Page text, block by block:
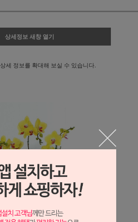
상세정보 새창 열기
상세 정보를 확대해 보실 수 있습니다.